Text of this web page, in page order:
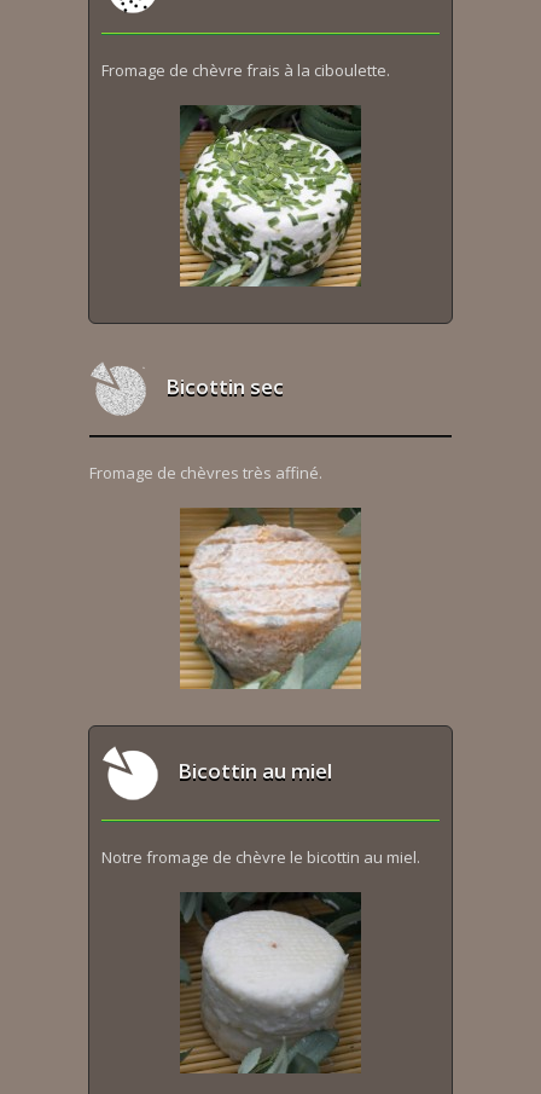
Fromage de chèvre frais à la ciboulette.
Bicottin sec
Fromage de chèvres très affiné.
Bicottin au miel
Notre fromage de chèvre le bicottin au miel.